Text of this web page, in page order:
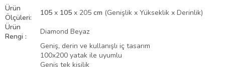
Ürün
Ölçüleri:
105 x 105 x 205 cm (Genişlik x Yükseklik x Derinlik)
Ürün
Rengi :
Diamond Beyaz
Geniş, derin ve kullanışlı iç tasarım
100x200 yatak ile uyumlu
Geniş tek kişilik